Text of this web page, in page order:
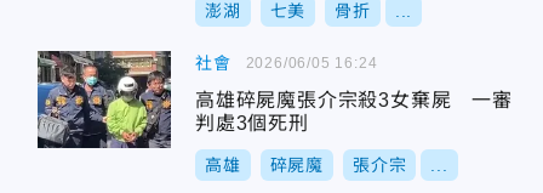
澎湖 七美 骨折
社會
高雄碎屍魔張介宗殺3女棄屍 一審
判處3個死刑
高雄 碎屍魔 張介宗
2026/06/05 16:24